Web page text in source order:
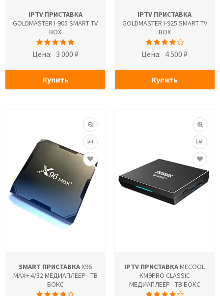
IPTV ПРИСТАВКА
GOLDMASTER I-905 SMART TV
BOX
Цена: 3 000 ₽
Купить
IPTV ПРИСТАВКА
GOLDMASTER I-925 SMART TV
BOX
Цена: 4 500 ₽
Купить
SMART ПРИСТАВКАX96
MAX+ 4/32 МЕДИАПЛЕЕР - ТВ
БОКС
IPTV ПРИСТАВКАMECOOL
KM9PRO CLASSIC
МЕДИАПЛЕЕР - ТВ БОКС